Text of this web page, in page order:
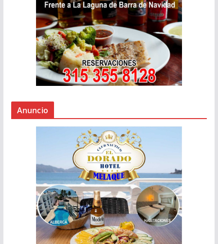
Anuncio